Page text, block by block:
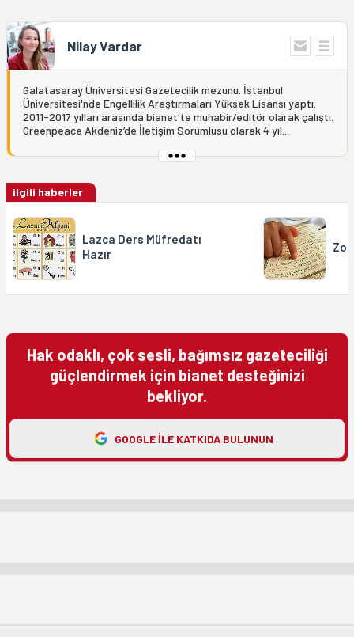
Nilay Vardar
Galatasaray Üniversitesi Gazetecilik mezunu. İstanbul
Üniversitesi'nde Engellilik Araştırmaları Yüksek Lisansı yaptı.
2011-2017 yılları arasında bianet'te muhabir/editör olarak çalıştı.
Greenpeace Akdeniz’de İletişim Sorumlusu olarak 4 yıl...
ilgili haberler
Lazca Ders Müfredatı
Hazır
Hak odaklı, çok sesli, bağımsız gazeteciliği
güçlendirmek için bianet desteğinizi
bekliyor.
GOOGLE ILE KATKIDA BULUNUN